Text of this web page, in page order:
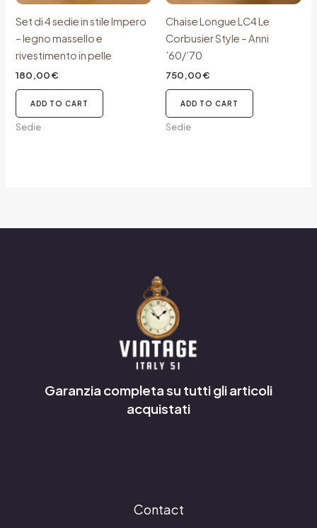
Set di 4 sedie in stile Impero
– legno massello e
rivestimento in pelle
180,00€
ADD TO CART
Sedie
Chaise Longue LC4 Le
Corbusier Style – Anni
’60/’70
750,00€
ADD TO CART
Sedie
Garanzia completa su tutti gli articoli
acquistati
Contact